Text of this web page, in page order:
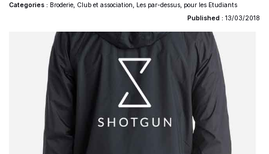
Categories : Broderie Club et association Les par-dessus pour les Etudiants
Published : 13/03/2018